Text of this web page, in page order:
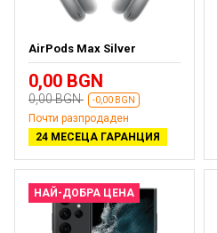
AirPods Max Silver
0,00 BGN
0,00 BGN -0,00 BGN
Почти разпродаден
24 МЕСЕЦА ГАРАНЦИЯ
НАЙ-ДОБРА ЦЕНА